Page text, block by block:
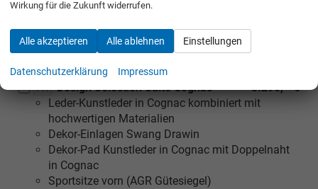
Elektrisch einstellbare Vordersitze mit Memory-
Funktion
PI4 3.290,– €
Design Selection Suite Cognac
Leder-Kunstleder in Cognac kombiniert mit
hochwertigen Materialien
Dekor-Einlagen Swang Drawin
Dekor-Pad Kunstleder in Cognac mit Doppelnaht
in Cognac
Sportsitze vorn (AGR Gütesiegel)
Wirkung für die Zukunft widerrufen.
Alle akzeptieren Alle ablehnen Einstellungen
Datenschutzerklärung Impressum